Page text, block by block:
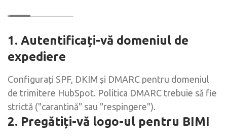
1. Autentificați-vă domeniul de
expediere
Configurați SPF, DKIM și DMARC pentru domeniul
de trimitere HubSpot. Politica DMARC trebuie să fie
strictă ("carantină" sau "respingere").
2. Pregătiți-vă logo-ul pentru BIMI